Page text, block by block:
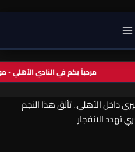
مرحباً بكم في النادي
داخل الأهلي.. تألق هذا النجم
تهدد الانفجار